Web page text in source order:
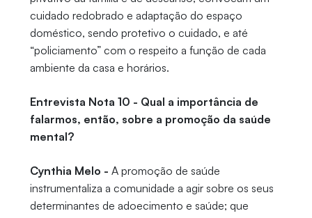
cuidado redobrado e adaptação do espaço
doméstico, sendo protetivo o cuidado, e até
“policiamento” com o respeito a função de cada
ambiente da casa e horários.
Entrevista Nota 10 - Qual a importância de
falarmos, então, sobre a promoção da saúde
mental?
Cynthia Melo - A promoção de saúde
instrumentaliza a comunidade a agir sobre os seus
determinantes de adoecimento e saúde; que